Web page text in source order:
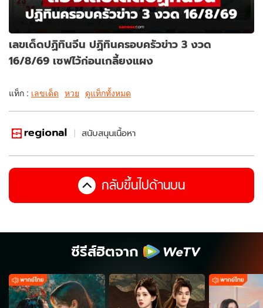
เลขเด็ดปฏิทินจีน ปฏิทินครอบครัวข่าว 3 งวด
16/8/69 เซฟไว้ก่อนเกลี้ยงแผง
แท็ก : เลขเด็ด หวย ดูแท็กทั้งหมด
สนับสนุนเนื้อหา
กลับขึ้นไปด้านบน
ซีรีส์ฮิตจาก